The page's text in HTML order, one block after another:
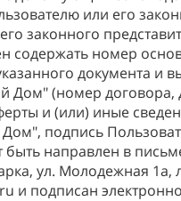
или его
законного
содержать номер
документа и
Дом" (номер договора,
и (или) иные
подпись
направлен в
ул. Молодежная
и подписан